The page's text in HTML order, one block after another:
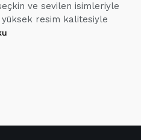
ve sevilen isimleriyle
resim kalitesiyle